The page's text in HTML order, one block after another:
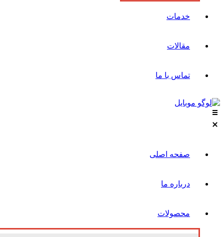
خدمات
مقالات
تماس با ما
صفحه اصلی
درباره ما
محصولات